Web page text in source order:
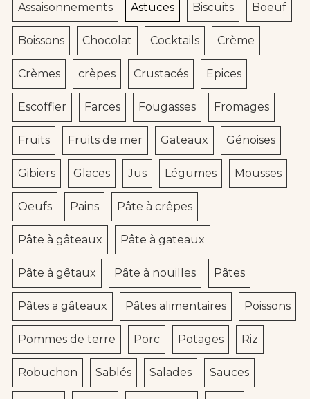
Assaisonnements Astuces Biscuits Boeuf
Boissons Chocolat Cocktails Crème
Crèmes crèpes Crustacés Epices
Escoffier Farces Fougasses Fromages
Fruits Fruits de mer Gateaux Génoises
Gibiers Glaces Jus Légumes Mousses
Oeufs Pains Pâte à crêpes
Pâte à gâteaux Pâte à gateaux
Pâte à gêtaux Pâte à nouilles Pâtes
Pâtes a gâteaux Pâtes alimentaires Poissons
Pommes de terre Porc Potages Riz
Robuchon Sablés Salades Sauces